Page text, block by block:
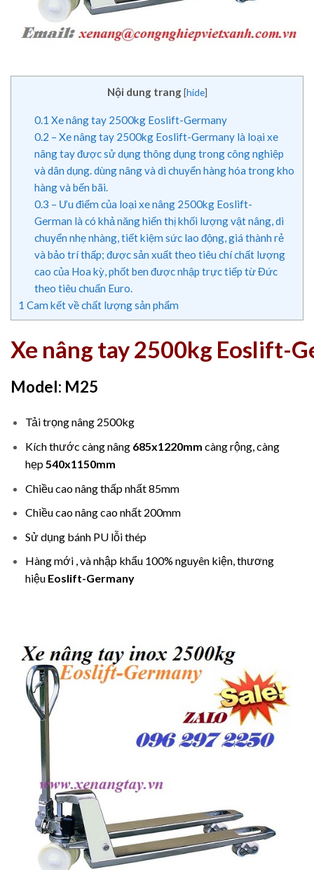
Nội dung trang [hide]
0.1 Xe nâng tay 2500kg Eoslift-Germany
0.2 – Xe nâng tay 2500kg Eoslift-Germany là loại xe
nâng tay được sử dụng thông dụng trong công nghiệp
và dân dụng. dùng nâng và di chuyển hàng hóa trong kho
hàng và bến bãi.
0.3 – Ưu điểm của loại xe nâng 2500kg Eoslift-
German là có khả năng hiển thị khối lượng vật nâng, di
chuyển nhẹ nhàng, tiết kiệm sức lao động, giá thành rẻ
và bảo trí thấp; được sản xuất theo tiêu chí chất lượng
cao của Hoa kỳ, phốt ben được nhập trực tiếp từ Đức
theo tiêu chuẩn Euro.
1 Cam kết về chất lượng sản phẩm
Xe nâng tay 2500kg Eoslift-
Model: M25
Tải trọng nâng 2500kg
Kích thước càng nâng 685x1220mm càng rộng, càng
hẹp540x1150mm
Chiều cao nâng thấp nhất 85mm
Chiều cao nâng cao nhất 200mm
Sử dụng bánh PU lỗi thép
Hàng mới , và nhập khẩu 100% nguyên kiện, thương
hiệu Eoslift-Germany